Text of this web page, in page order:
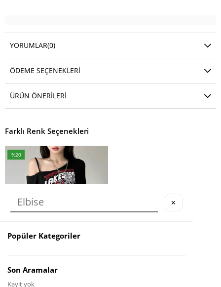
YORUMLAR(0)
ÖDEME SEÇENEKLERI
ÜRÜN ÖNERILERI
Farklı Renk Seçenekleri
%20
%20İndirim
✕
Popüler Kategoriler
Son Aramalar
Kayıt yok